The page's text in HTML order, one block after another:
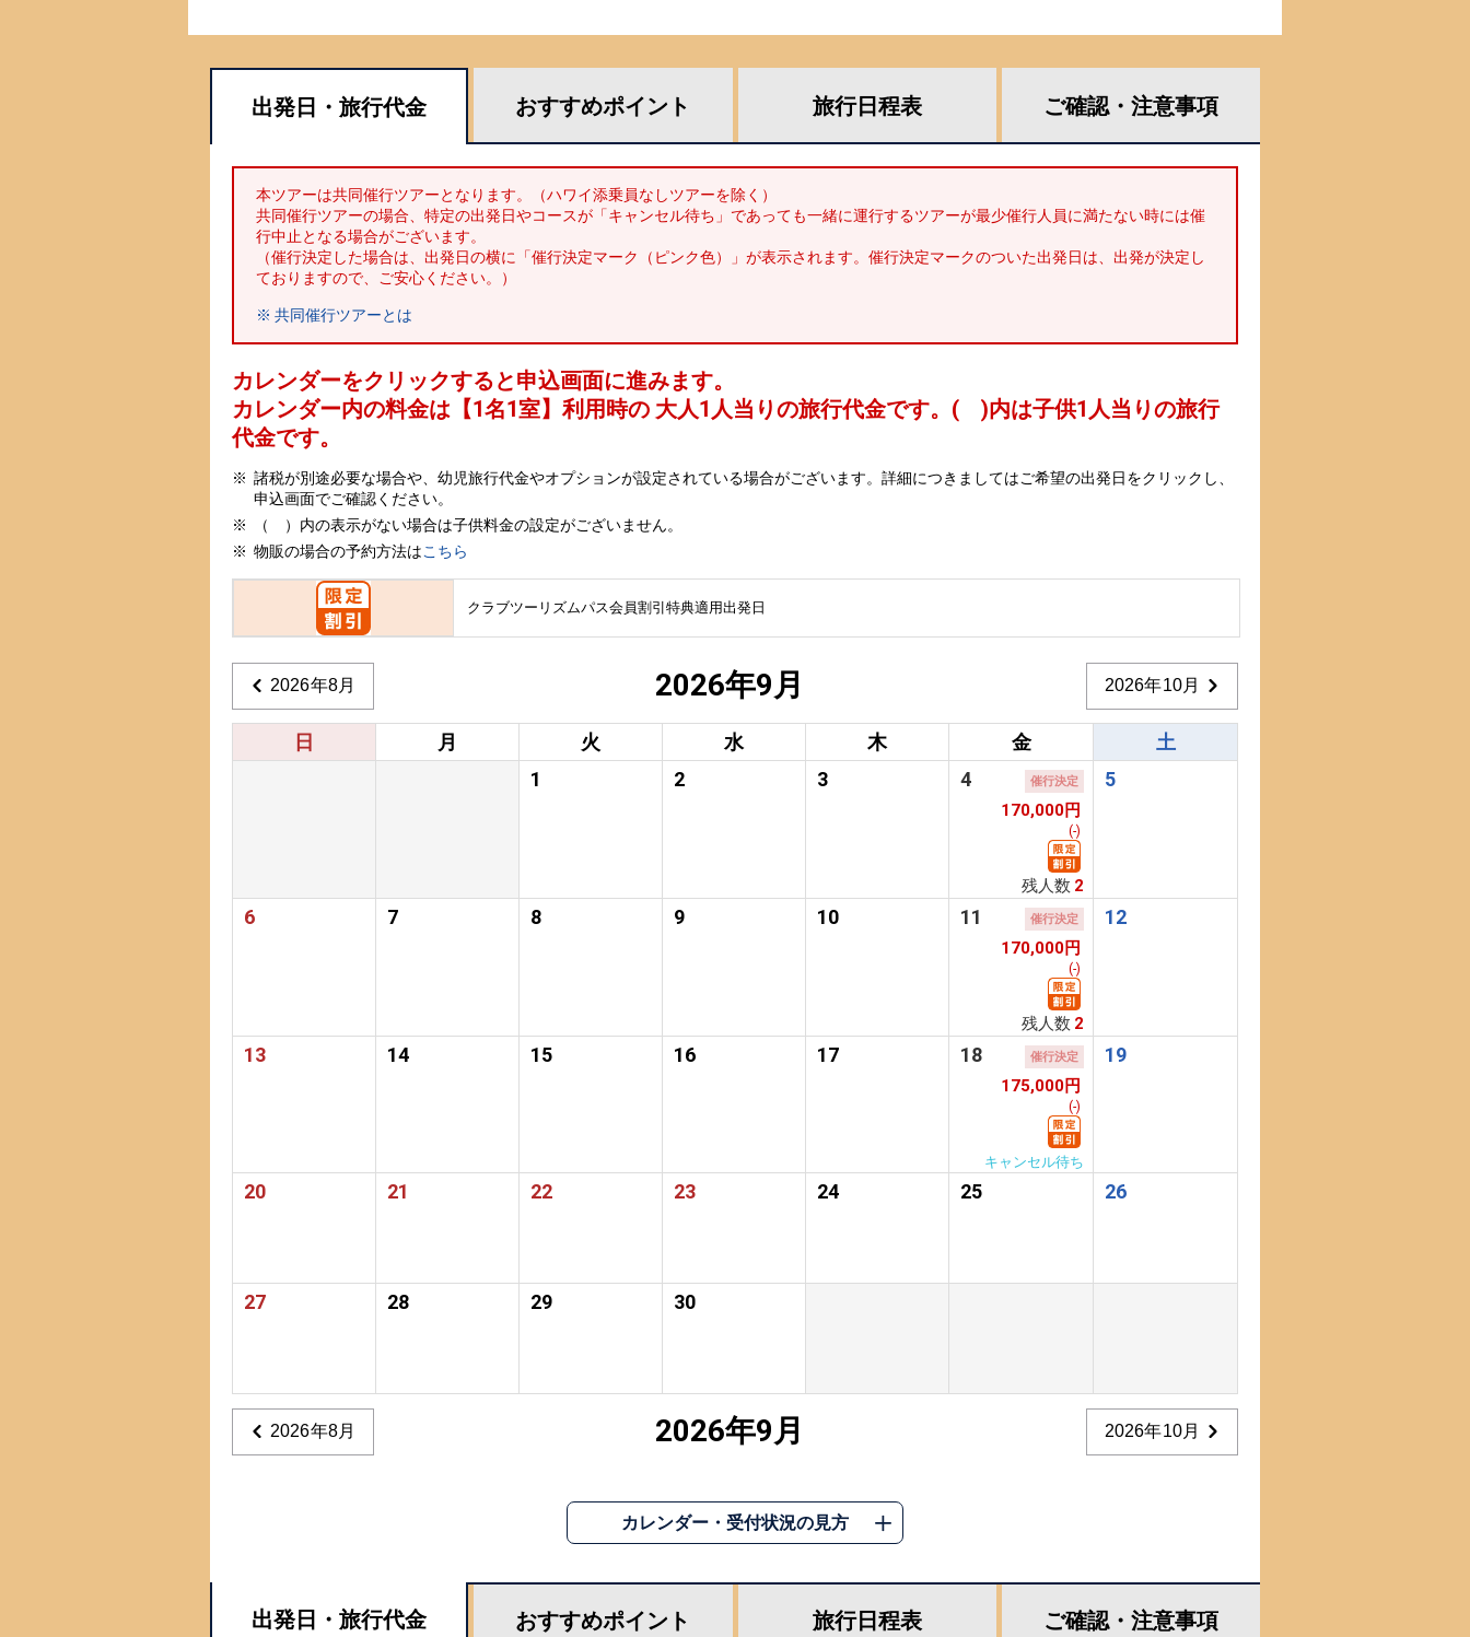
出発日・ 旅行代金 おすすめポイント 旅行日程表 ご確認・ 注意事項
本ツアーは共同催行ツアーとなります。（ハワイ添乗員なしツアーを除く）
共同催行ツアーの場合、特定の出発日やコースが「キャンセル待ち」であっても一緒に運行するツアーが最少催行人員に満たない時には催
行中止となる場合がございます。
（催行決定した場合は、出発日の横に「催行決定マーク（ピンク色）」が表示されます。催行決定マークのついた出発日は、出発が決定し
ておりますので、ご安心ください。）
※ 共同催行ツアーとは
カレンダーをクリックすると申込画面に進みます。
カレンダー内の料金は 【1名1室】利用時の 大人1人当りの旅行代金です。 ( )内は子供1人当りの旅行
代金です。
諸税が別途必要な場合や、幼児旅行代金やオプションが設定されている場合がございます。詳細につきましてはご希望の出発日をクリックし、
申込画面でご確認ください。
（ ）内の表示がない場合は子供料金の設定がございません。
物販の場合の予約方法はこちら
クラブツーリズムパス会員割引特典適用出発日
2026年8月 2026年9月 2026年10月
日 月 火 水 木 金
土
1
2 3 4 催行決定
170,000円
(-)
残人数 2
5
6 7 8 9 10 11 催行決定
170,000円
(-)
残人数 2
12
13 14 15 16 17 18 催行決定
175,000円
(-)
キャンセル待ち
19
20 21 22 23 24 25 26
27 28 29 30
2026年8月 2026年9月 2026年10月
カレンダー・受付状況の見方
出発日・ 旅行代金 おすすめポイント 旅行日程表 ご確認・ 注意事項